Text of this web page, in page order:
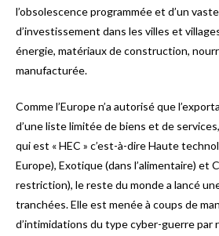
l’obsolescence programmée et d’un
d’investissement dans les villes et
énergie, matériaux de construction,
manufacturée.
Comme l’Europe n’a autorisé que
d’une liste limitée de biens et de
qui est « HEC » c’est-à-dire Haute
Europe), Exotique (dans l’alimentaire) et
restriction), le reste du monde a lancé
tranchées. Elle est menée à coups de
d’intimidations du type cyber-guerre